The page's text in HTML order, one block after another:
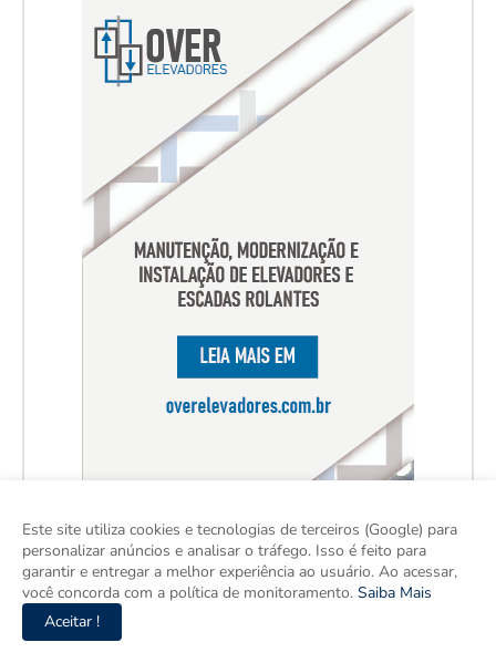
Este site utiliza cookies e tecnologias de terceiros (Google) para
personalizar anúncios e analisar o tráfego. Isso é feito para
garantir e entregar a melhor experiência ao usuário. Ao acessar,
você concorda com a política de monitoramento. Saiba Mais
Aceitar !